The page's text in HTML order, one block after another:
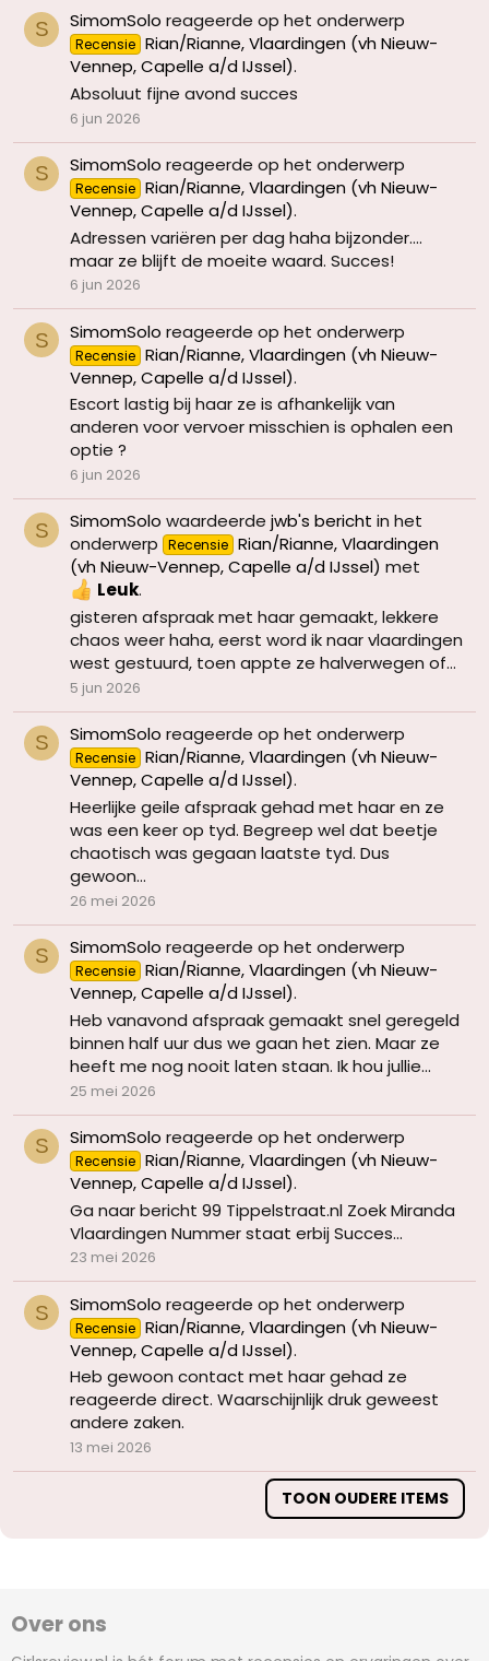
S SimomSolo reageerde op het onderwerp
Recensie Rian/Rianne, Vlaardingen (vh Nieuw-
Vennep, Capelle a/d IJssel).
Absoluut fijne avond succes
6 jun 2026
S SimomSolo reageerde op het onderwerp
Recensie Rian/Rianne, Vlaardingen (vh Nieuw-
Vennep, Capelle a/d IJssel).
Adressen variëren per dag haha bijzonder....
maar ze blijft de moeite waard. Succes!
6 jun 2026
S SimomSolo reageerde op het onderwerp
Recensie Rian/Rianne, Vlaardingen (vh Nieuw-
Vennep, Capelle a/d IJssel).
Escort lastig bij haar ze is afhankelijk van
anderen voor vervoer misschien is ophalen een
optie ?
6 jun 2026
S SimomSolo waardeerde jwb's bericht in het
onderwerp Recensie Rian/Rianne, Vlaardingen
(vh Nieuw-Vennep, Capelle a/d IJssel) met
Leuk.
gisteren afspraak met haar gemaakt, lekkere
chaos weer haha, eerst word ik naar vlaardingen
west gestuurd, toen appte ze halverwegen of...
5 jun 2026
S SimomSolo reageerde op het onderwerp
Recensie Rian/Rianne, Vlaardingen (vh Nieuw-
Vennep, Capelle a/d IJssel).
Heerlijke geile afspraak gehad met haar en ze
was een keer op tyd. Begreep wel dat beetje
chaotisch was gegaan laatste tyd. Dus
gewoon...
26 mei 2026
S SimomSolo reageerde op het onderwerp
Recensie Rian/Rianne, Vlaardingen (vh Nieuw-
Vennep, Capelle a/d IJssel).
Heb vanavond afspraak gemaakt snel geregeld
binnen half uur dus we gaan het zien. Maar ze
heeft me nog nooit laten staan. Ik hou jullie...
25 mei 2026
S SimomSolo reageerde op het onderwerp
Recensie Rian/Rianne, Vlaardingen (vh Nieuw-
Vennep, Capelle a/d IJssel).
Ga naar bericht 99 Tippelstraat.nl Zoek Miranda
Vlaardingen Nummer staat erbij Succes...
23 mei 2026
S SimomSolo reageerde op het onderwerp
Recensie Rian/Rianne, Vlaardingen (vh Nieuw-
Vennep, Capelle a/d IJssel).
Heb gewoon contact met haar gehad ze
reageerde direct. Waarschijnlijk druk geweest
andere zaken.
13 mei 2026
TOON OUDERE ITEMS
Over ons